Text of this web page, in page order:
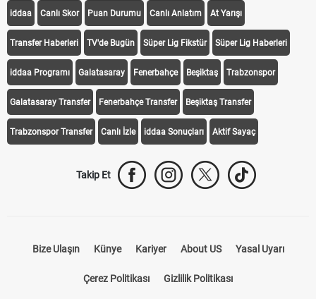
iddaa Canlı Skor Puan Durumu Canlı Anlatım At Yarışı
Transfer Haberleri TV'de Bugün Süper Lig Fikstür Süper Lig Haberleri
iddaa Programı Galatasaray Fenerbahçe Beşiktaş Trabzonspor
Galatasaray Transfer Fenerbahçe Transfer Beşiktaş Transfer
Trabzonspor Transfer Canlı İzle iddaa Sonuçları Aktif Sayaç
Takip Et
Bize Ulaşın Künye Kariyer About US Yasal Uyarı
Çerez Politikası Gizlilik Politikası